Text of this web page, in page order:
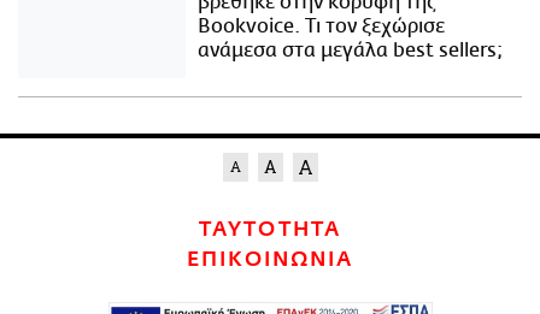
Bookvoice. Τι τον ξεχώρισε
ανάμεσα στα μεγάλα best sellers;
ΤΑΥΤΟΤΗΤΑ
ΕΠΙΚΟΙΝΩΝΙΑ